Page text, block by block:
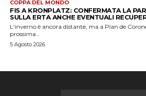
COPPA DEL MONDO
FIS A KRONPLATZ: CONFERMATA LA
SULLA ERTA ANCHE EVENTUALI
L'inverno è ancora distante, ma a Plan de
prossima...
5 Agosto 2026